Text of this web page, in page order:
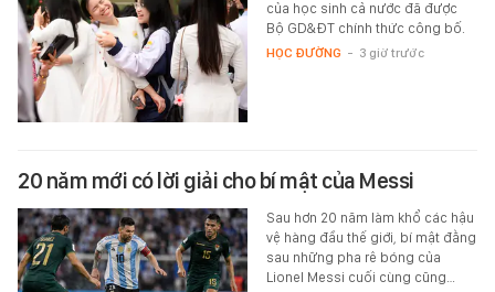
của học sinh cả nước đã được
Bộ GD&ĐT chính thức công bố.
HỌC ĐƯỜNG - 3 giờ trước
20 năm mới có lời giải cho bí mật của Messi
Sau hơn 20 năm làm khổ các hậu
vệ hàng đầu thế giới, bí mật đằng
sau những pha rê bóng của
Lionel Messi cuối cùng cũng…